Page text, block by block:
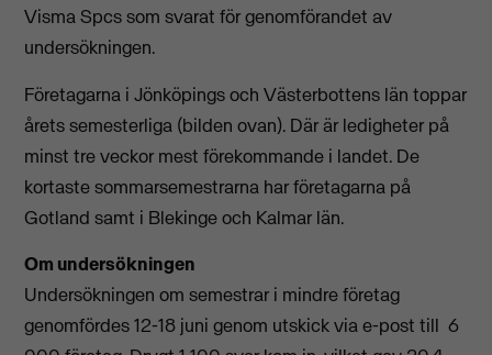
Visma Spcs som svarat för genomförandet av
undersökningen.
Företagarna i Jönköpings och Västerbottens län toppar
årets semesterliga (bilden ovan). Där är ledigheter på
minst tre veckor mest förekommande i landet. De
kortaste sommarsemestrarna har företagarna på
Gotland samt i Blekinge och Kalmar län.
Om undersökningen
Undersökningen om semestrar i mindre företag
genomfördes 12-18 juni genom utskick via e-post till 6